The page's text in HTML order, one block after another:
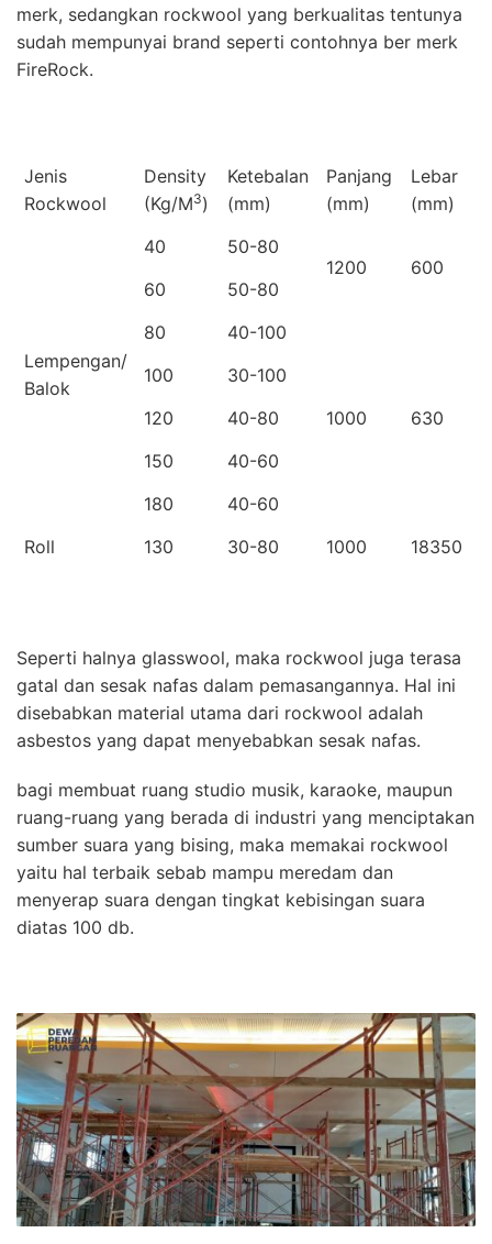
merk, sedangkan rockwool yang berkualitas tentunya
sudah mempunyai brand seperti contohnya ber merk
FireRock.
Jenis
Rockwool
Density
(Kg/M3)
Ketebalan
(mm)
Panjang
(mm)
Lebar
(mm)
Lempengan/
Balok
40
50-80
1200
600
60
50-80
80
40-100
1000 630
100
30-100
120
40-80
150
40-60
180
40-60
Roll
130 30-80 1000 18350
Seperti halnya glasswool, maka rockwool juga terasa
gatal dan sesak nafas dalam pemasangannya. Hal ini
disebabkan material utama dari rockwool adalah
asbestos yang dapat menyebabkan sesak nafas.
bagi membuat ruang studio musik, karaoke, maupun
ruang-ruang yang berada di industri yang menciptakan
sumber suara yang bising, maka memakai rockwool
yaitu hal terbaik sebab mampu meredam dan
menyerap suara dengan tingkat kebisingan suara
diatas 100 db.